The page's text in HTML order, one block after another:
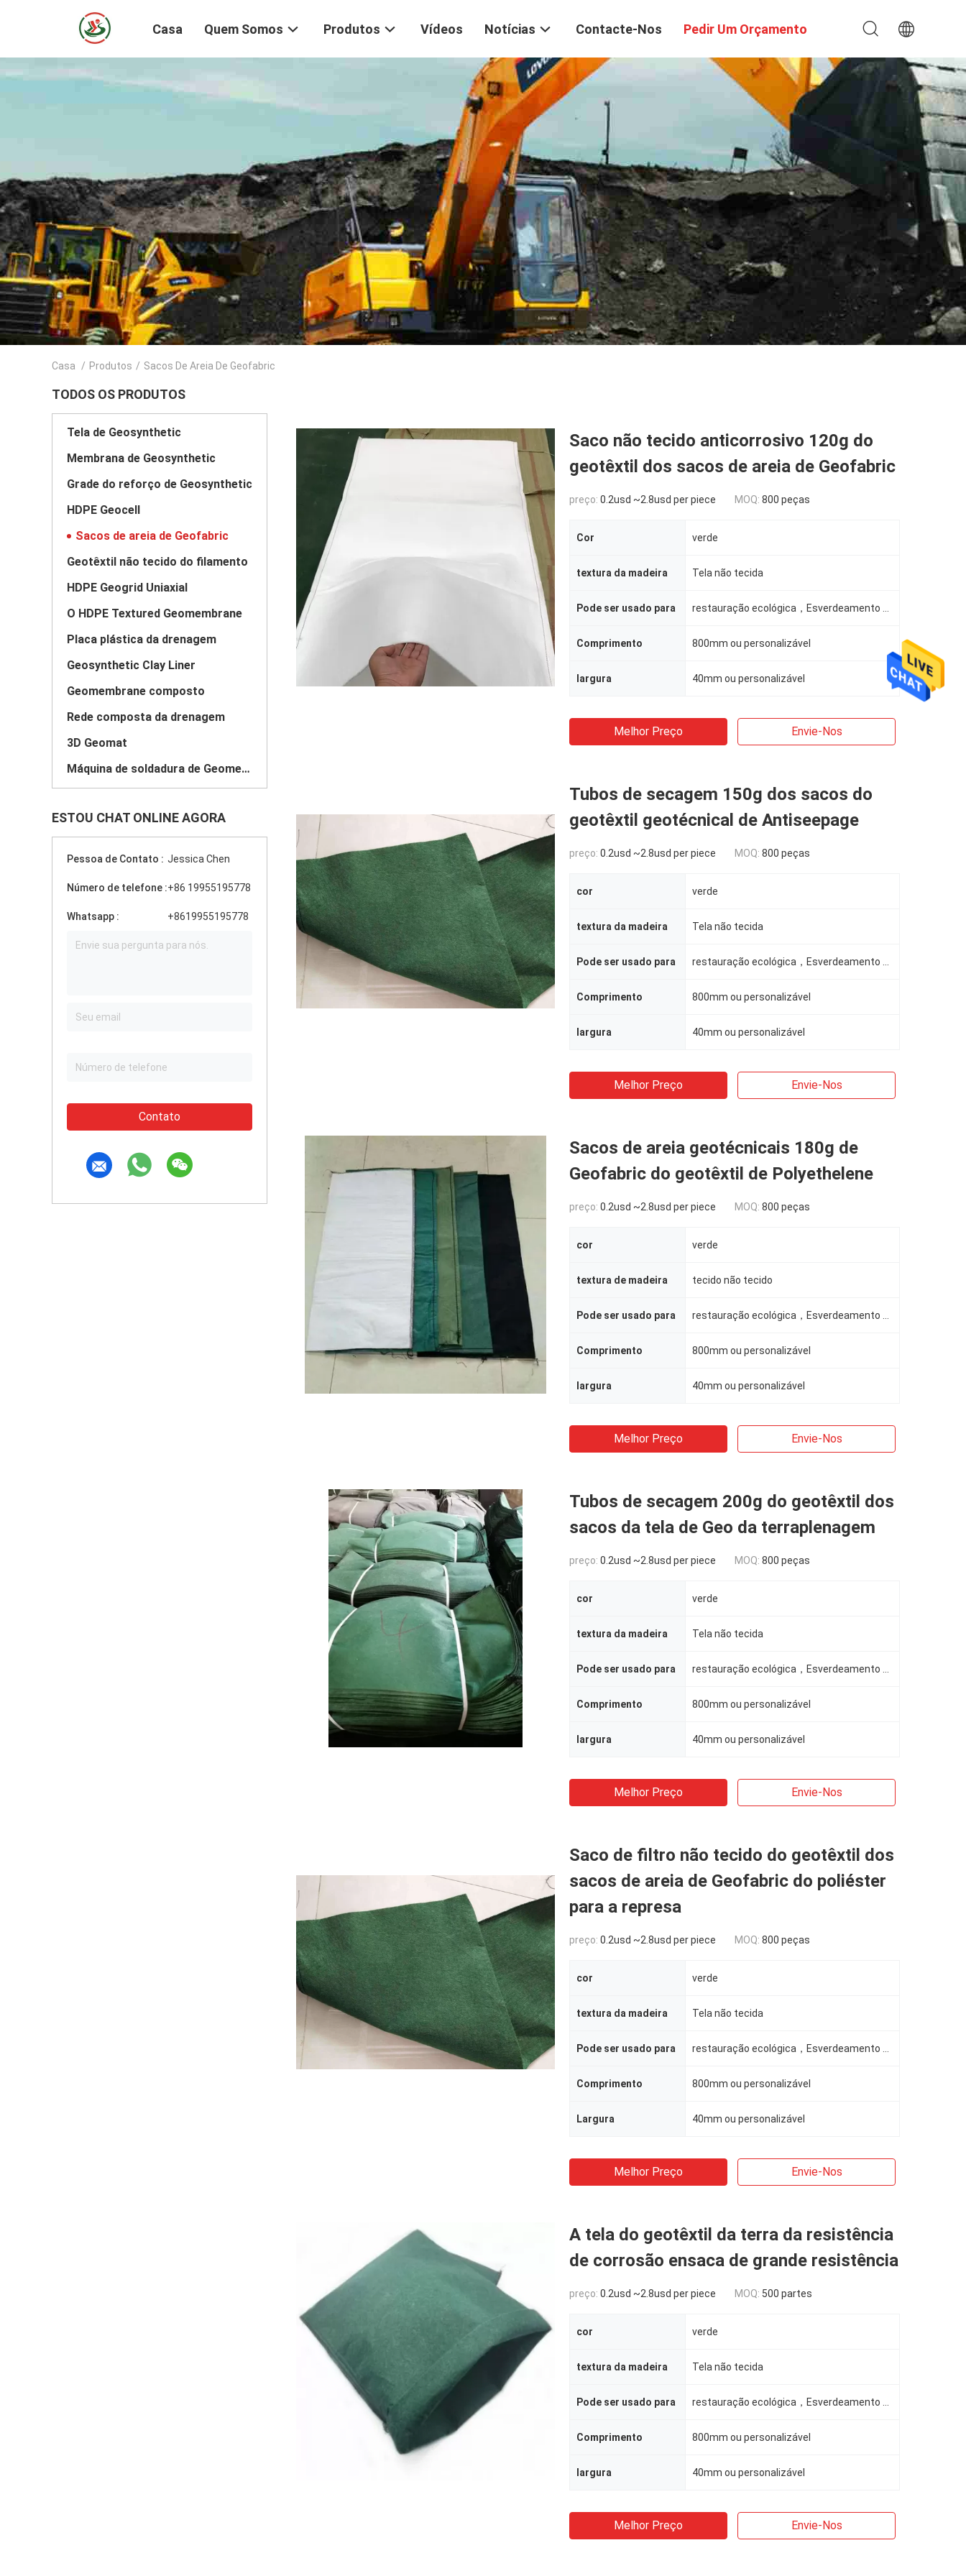
Casa Quem Somos Produtos Vídeos Notícias Contacte-Nos Pedir Um Orçamento
Casa / Produtos / Sacos De Areia De Geofabric
TODOS OS PRODUTOS
Tela de Geosynthetic
Membrana de Geosynthetic
Grade do reforço de Geosynthetic
HDPE Geocell
Sacos de areia de Geofabric
Geotêxtil não tecido do filamento
HDPE Geogrid Uniaxial
O HDPE Textured Geomembrane
Placa plástica da drenagem
Geosynthetic Clay Liner
Geomembrane composto
Rede composta da drenagem
3D Geomat
Máquina de soldadura de Geomembrane
ESTOU CHAT ONLINE AGORA
Pessoa de Contato : Jessica Chen
Número de telefone :+86 19955195778
Whatsapp : +8619955195778
Contato
Saco não tecido anticorrosivo 120g do
geotêxtil dos sacos de areia de Geofabric
preço: 0.2usd ~2.8usd per piece MOQ: 800 peças
Cor verde
textura da madeira Tela não tecida
Pode ser usado para
Comprimento 800mm ou personalizável
largura 40mm ou personalizável
Melhor Preço Envie-Nos
Tubos de secagem 150g dos sacos do
geotêxtil geotécnical de Antiseepage
preço: 0.2usd ~2.8usd per piece MOQ: 800 peças
cor verde
textura da madeira Tela não tecida
Pode ser usado para
Comprimento 800mm ou personalizável
largura 40mm ou personalizável
Melhor Preço Envie-Nos
Sacos de areia geotécnicais 180g de
Geofabric do geotêxtil de Polyethelene
preço: 0.2usd ~2.8usd per piece MOQ: 800 peças
cor verde
textura de madeira tecido não tecido
Pode ser usado para
Comprimento 800mm ou personalizável
largura 40mm ou personalizável
Melhor Preço Envie-Nos
Tubos de secagem 200g do geotêxtil dos
sacos da tela de Geo da terraplenagem
preço: 0.2usd ~2.8usd per piece MOQ: 800 peças
cor verde
textura da madeira Tela não tecida
Pode ser usado para
Comprimento 800mm ou personalizável
largura 40mm ou personalizável
Melhor Preço Envie-Nos
Saco de filtro não tecido do geotêxtil dos
sacos de areia de Geofabric do poliéster
para a represa
preço: 0.2usd ~2.8usd per piece MOQ: 800 peças
cor verde
textura da madeira Tela não tecida
Pode ser usado para
Comprimento 800mm ou personalizável
Largura 40mm ou personalizável
Melhor Preço Envie-Nos
A tela do geotêxtil da terra da resistência
de corrosão ensaca de grande resistência
preço: 0.2usd ~2.8usd per piece MOQ: 500 partes
cor verde
textura da madeira Tela não tecida
Pode ser usado para
Comprimento 800mm ou personalizável
largura 40mm ou personalizável
Melhor Preço Envie-Nos